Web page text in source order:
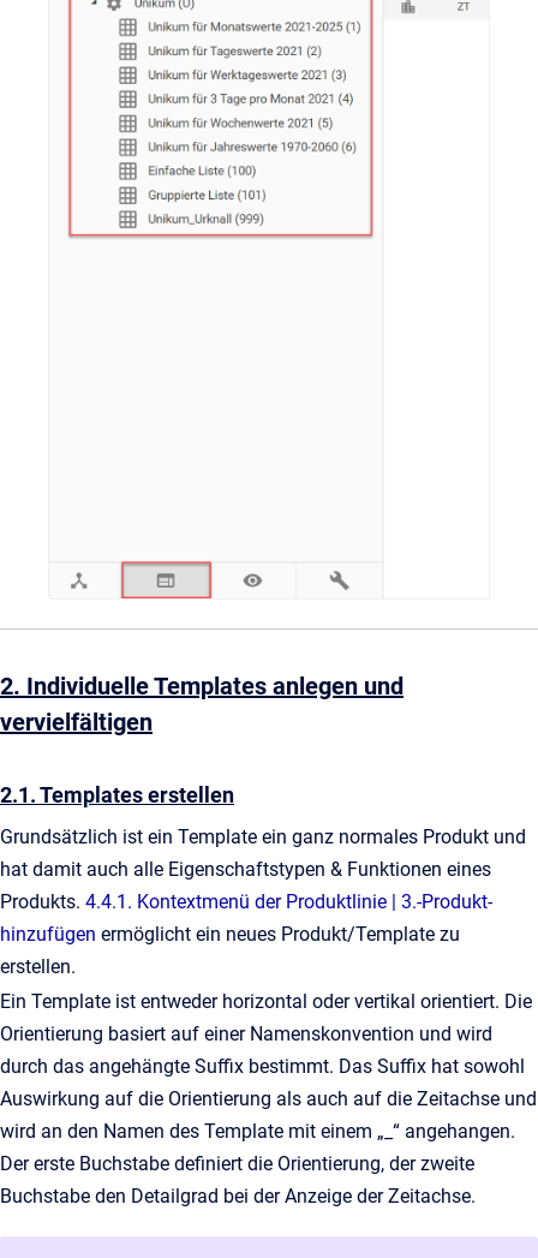
2. Individuelle Templates anlegen und
vervielfältigen
2.1. Templates erstellen
Grundsätzlich ist ein Template ein ganz normales Produkt und
hat damit auch alle Eigenschaftstypen & Funktionen eines
Produkts. 4.4.1. Kontextmenü der Produktlinie | 3.-Produkt-
hinzufügen ermöglicht ein neues Produkt/Template zu
erstellen.
Ein Template ist entweder horizontal oder vertikal orientiert. Die
Orientierung basiert auf einer Namenskonvention und wird
durch das angehängte Suffix bestimmt. Das Suffix hat sowohl
Auswirkung auf die Orientierung als auch auf die Zeitachse und
wird an den Namen des Template mit einem „_“ angehangen.
Der erste Buchstabe definiert die Orientierung, der zweite
Buchstabe den Detailgrad bei der Anzeige der Zeitachse.